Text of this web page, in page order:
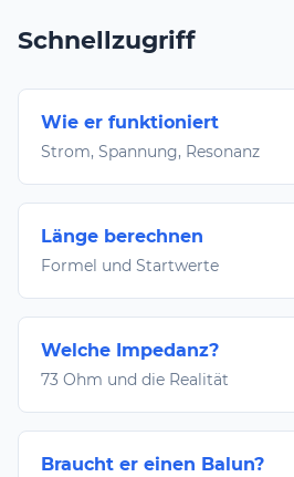
Schnellzugriff
Wie er funktioniert
Strom, Spannung, Resonanz
Länge berechnen
Formel und Startwerte
Welche Impedanz?
73 Ohm und die Realität
Braucht er einen Balun?